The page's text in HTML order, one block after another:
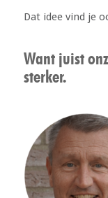
Dat idee vind je
Want juist
sterker.